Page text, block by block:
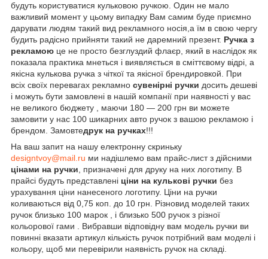
будуть користуватися кульковою ручкою. Один не мало
важливий момент у цьому випадку Вам самим буде приємно
дарувати людям такий вид рекламного носія,а їм в свою чергу
будить радісно прийняти такий не даремний презент. Ручка з
рекламою це не просто безглуздий флаєр, який в наслідок як
показала практика мнеться і виявляється в сміттєвому відрі, а
якісна кулькова ручка з чіткої та якісної брендировкой. При
всіх своїх перевагах рекламно сувенірні ручки досить дешеві
і можуть бути замовлені в нашій компанії при наявності у вас
не великого бюджету , маючи 180 ― 200 грн ви можете
замовити у нас 100 шикарних авто ручок з вашою рекламою і
брендом. Замовтедрук на ручках!!!
На ваш запит на нашу електронну скриньку
designtvoy@mail.ru ми надішлемо вам прайс-лист з дійсними
цінами на ручки , призначені для друку на них логотипу. В
прайсі будуть представлені ціни на кулькові ручки без
урахування ціни нанесеного логотипу. Ціни на ручки
коливаються від 0,75 коп. до 10 грн. Різновид моделей таких
ручок близько 100 марок , і близько 500 ручок з різної
кольорової гами . Вибравши відповідну вам модель ручки ви
повинні вказати артикул кількість ручок потрібний вам моделі і
кольору, щоб ми перевірили наявність ручок на складі.